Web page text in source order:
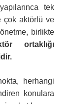
tek
çok aktörlü ve
birlikte
ortaklığı
herhangi
konulara